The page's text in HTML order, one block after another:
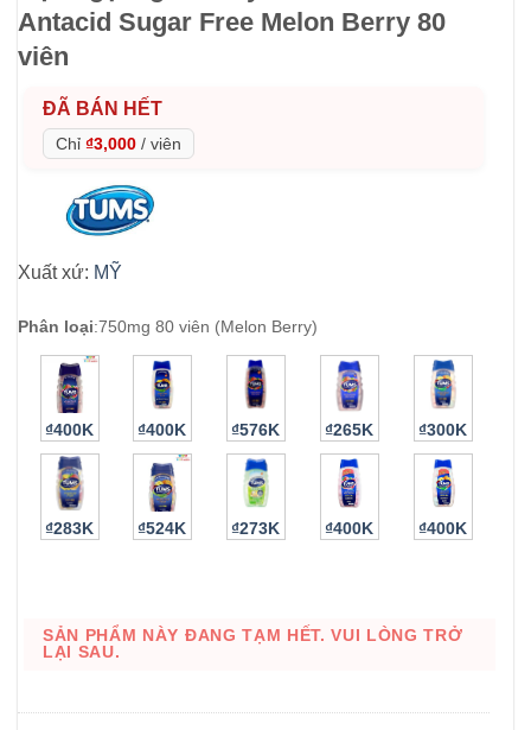
Antacid Sugar Free Melon Berry 80
viên
ĐÃ BÁN HẾT
Chỉ ₫3,000 / viên
Xuất xứ: MỸ
Phân loại:750mg 80 viên (Melon Berry)
₫400K ₫400K ₫576K ₫265K ₫300K
₫283K ₫524K ₫273K ₫400K ₫400K
SẢN PHẨM NÀY ĐANG TẠM HẾT. VUI LÒNG TRỞ
LẠI SAU.